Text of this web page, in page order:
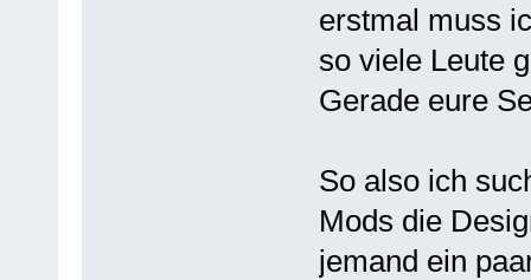
erstmal muss
so viele Leute
Gerade eure
So also ich
Mods die
jemand ein